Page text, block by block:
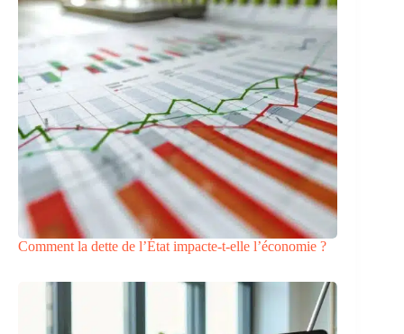
Comment la dette de l’État impacte-t-elle l’économie ?